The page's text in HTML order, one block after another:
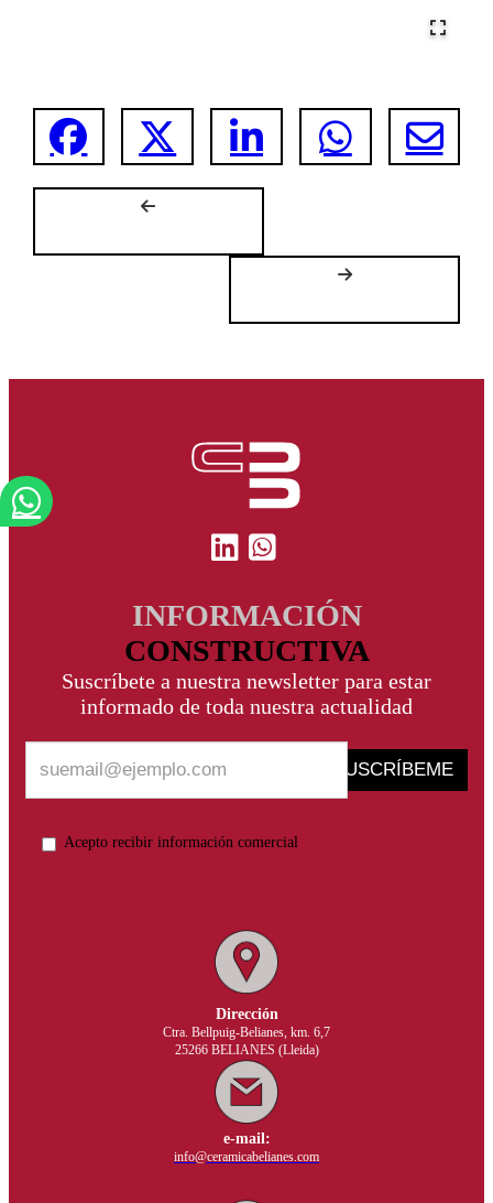
INFORMACIÓN
CONSTRUCTIVA
Suscríbete a nuestra newsletter para estar
informado de toda nuestra actualidad
SUSCRÍBEME
Acepto recibir información comercial
Dirección
Ctra. Bellpuig-Belianes, km. 6,7
25266 BELIANES (Lleida)
e-mail:
info@ceramicabelianes.com